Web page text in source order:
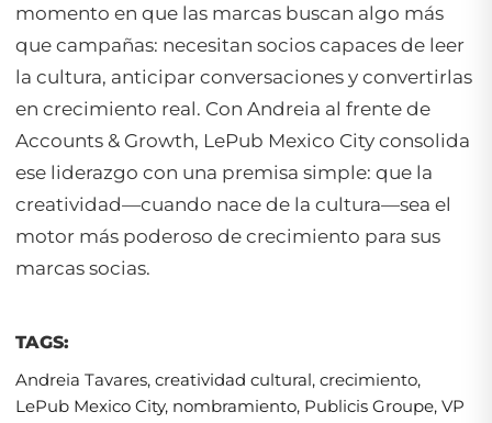
momento en que las marcas buscan algo más
que campañas: necesitan socios capaces de leer
la cultura, anticipar conversaciones y convertirlas
en crecimiento real. Con Andreia al frente de
Accounts & Growth, LePub Mexico City consolida
ese liderazgo con una premisa simple: que la
creatividad—cuando nace de la cultura—sea el
motor más poderoso de crecimiento para sus
marcas socias.
TAGS:
Andreia Tavares, creatividad cultural, crecimiento,
LePub Mexico City, nombramiento, Publicis Groupe, VP